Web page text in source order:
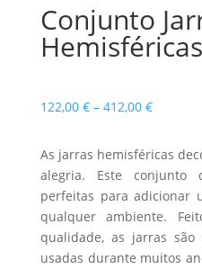
Conjunto
Hemisféricas
122,00 € – 412,00 €Price
122,00 €
through
412,00 €
As jarras hemisféricas
alegria. Este conjunto
perfeitas para adicionar
qualquer ambiente.
qualidade, as jarras
usadas durante muitos